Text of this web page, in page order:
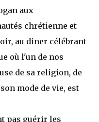
aux
chrétienne et
au diner célébrant
où l'un de nos
de sa religion, de
mode de vie, est
pas guérir les